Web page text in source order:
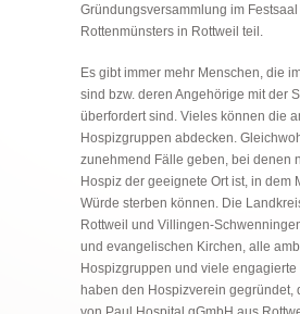
Gründungsversammlung im
Rottenmünsters in Rottweil teil.
Es gibt immer mehr Menschen, die
sind bzw. deren Angehörige mit der
überfordert sind. Vieles können die
Hospizgruppen abdecken.
zunehmend Fälle geben, bei denen
Hospiz der geeignete Ort ist, in dem
Würde sterben können. Die
Rottweil und Villingen-
und evangelischen Kirchen, alle
Hospizgruppen und viele
haben den Hospizverein gegründet,